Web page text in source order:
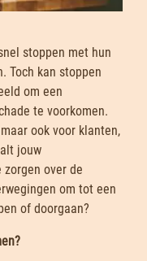
stoppen met hun
Toch kan stoppen
om een
te voorkomen.
ook voor klanten,
jouw
over de
om tot een
of doorgaan?